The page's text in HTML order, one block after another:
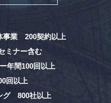
事業 200契約以上
ミナー含む
年間100回以上
回以上
ング 800社以上